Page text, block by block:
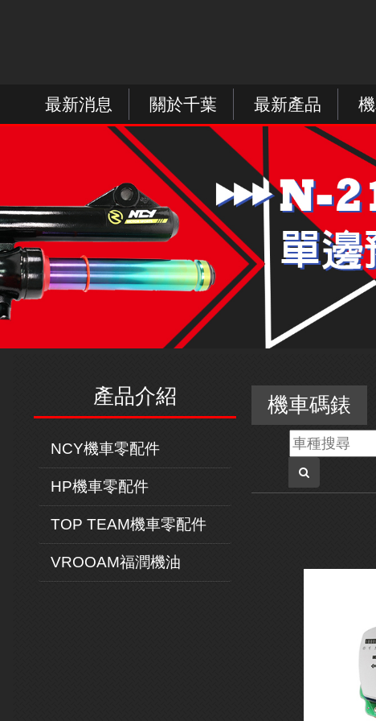
最新消息 關於千葉 最新產品
產品介紹
NCY機車零配件
HP機車零配件
TOP TEAM機車零配件
VROOAM福潤機油
機車碼錶